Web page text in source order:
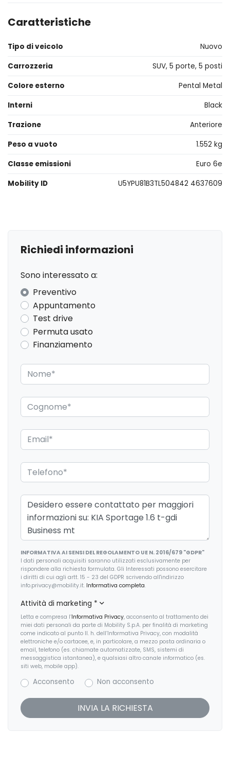
Caratteristiche
Tipo di veicolo
Nuovo
Carrozzeria
SUV, 5 porte, 5 posti
Colore esterno
Pental Metal
Interni
Black
Trazione
Anteriore
Peso a vuoto
1.552 kg
Classe emissioni
Euro 6e
Mobility ID
U5YPU81B3TL504842 4637609
Richiedi informazioni
Sono interessato a:
Preventivo
Appuntamento
Test drive
Permuta usato
Finanziamento
INFORMATIVA AI SENSI DEL REGOLAMENTO UE N. 2016/679 "GDPR"
I dati personali acquisiti saranno utilizzati esclusivamente per
rispondere alla richiesta formulata. Gli Interessati possono esercitare
i diritti di cui agli artt. 15 - 23 del GDPR scrivendo all'indirizzo
info.privacy@mobility.it. Informativa completa.
Attività di marketing *
Letta e compresa l’Informativa Privacy, acconsento al trattamento dei
miei dati personali da parte di Mobility S.p.A. per finalità di marketing
come indicato al punto II. h. dell’Informativa Privacy, con modalità
elettroniche e/o cartacee, e, in particolare, a mezzo posta ordinaria o
email, telefono (es. chiamate automatizzate, SMS, sistemi di
messaggistica istantanea), e qualsiasi altro canale informatico (es.
siti web, mobile app).
Acconsento Non acconsento